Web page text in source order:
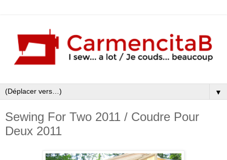
▼
Sewing For Two 2011 / Coudre Pour
Deux 2011